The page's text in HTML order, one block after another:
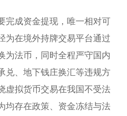
完成资金提现，唯一相对可
为在境外持牌交易平台通过
为法币，同时全程严守国内
兑、地下钱庄换汇等违规方
虚拟货币交易在我国不受法
均存在政策、资金冻结与法